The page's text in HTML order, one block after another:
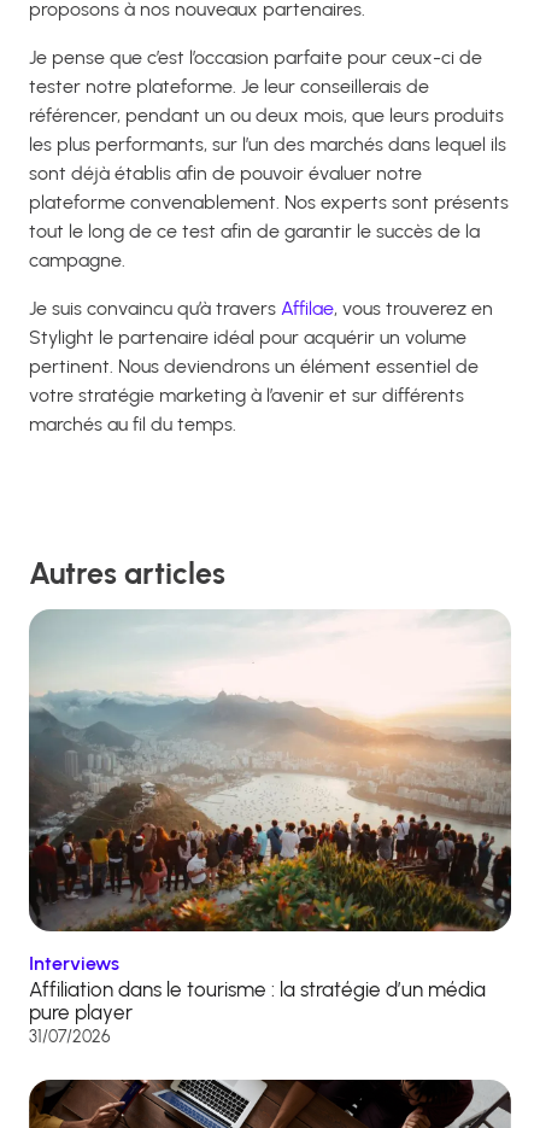
proposons à nos nouveaux partenaires.
Je pense que c’est l’occasion parfaite pour ceux-ci de
tester notre plateforme. Je leur conseillerais de
référencer, pendant un ou deux mois, que leurs produits
les plus performants, sur l’un des marchés dans lequel ils
sont déjà établis afin de pouvoir évaluer notre
plateforme convenablement. Nos experts sont présents
tout le long de ce test afin de garantir le succès de la
campagne.
Je suis convaincu qu’à travers Affilae, vous trouverez en
Stylight le partenaire idéal pour acquérir un volume
pertinent. Nous deviendrons un élément essentiel de
votre stratégie marketing à l’avenir et sur différents
marchés au fil du temps.
Autres articles
Interviews
Affiliation dans le tourisme : la stratégie d’un média
pure player
31/07/2026